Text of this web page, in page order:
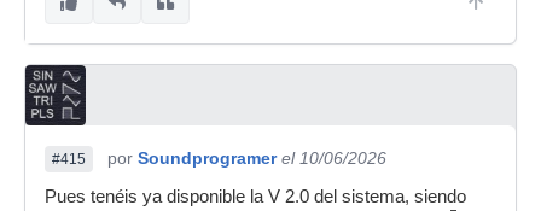
#415 por Soundprogramer el 10/06/2026
Pues tenéis ya disponible la V 2.0 del sistema, siendo